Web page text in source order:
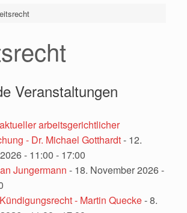
Veranstaltungen
arbeitsgerichtlicher
- Dr. Michael Gotthardt- 12.
- 11:00 - 17:00
Jungermann - 18. November 2026 -
- Martin Quecke- 8.